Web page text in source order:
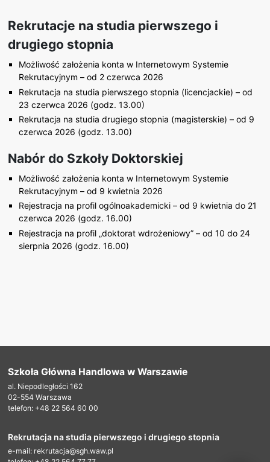
Rekrutacje na studia pierwszego i
drugiego stopnia
Możliwość założenia konta w Internetowym Systemie
Rekrutacyjnym – od 2 czerwca 2026
Rekrutacja na studia pierwszego stopnia (licencjackie) – od
23 czerwca 2026 (godz. 13.00)
Rekrutacja na studia drugiego stopnia (magisterskie) – od 9
czerwca 2026 (godz. 13.00)
Nabór do Szkoły Doktorskiej
Możliwość założenia konta w Internetowym Systemie
Rekrutacyjnym – od 9 kwietnia 2026
Rejestracja na profil ogólnoakademicki – od 9 kwietnia do 21
czerwca 2026 (godz. 16.00)
Rejestracja na profil „doktorat wdrożeniowy” – od 10 do 24
sierpnia 2026 (godz. 16.00)
Szkoła Główna Handlowa w Warszawie
al. Niepodległości 162
02-554 Warszawa
telefon: +48 22 564 60 00
Rekrutacja na studia pierwszego i drugiego stopnia
e-mail: rekrutacja@sgh.waw.pl